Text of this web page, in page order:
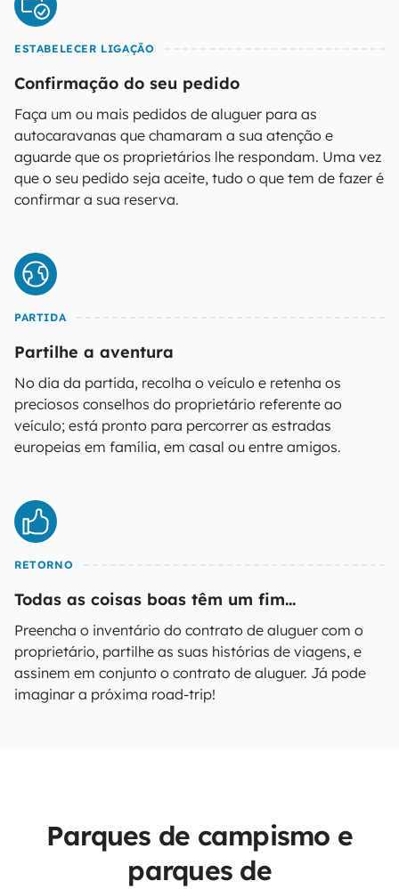
ESTABELECER LIGAÇÃO
Confirmação do seu pedido
Faça um ou mais pedidos de aluguer para as
autocaravanas que chamaram a sua atenção e
aguarde que os proprietários lhe respondam. Uma vez
que o seu pedido seja aceite, tudo o que tem de fazer é
confirmar a sua reserva.
PARTIDA
Partilhe a aventura
No dia da partida, recolha o veículo e retenha os
preciosos conselhos do proprietário referente ao
veículo; está pronto para percorrer as estradas
europeias em família, em casal ou entre amigos.
RETORNO
Todas as coisas boas têm um fim...
Preencha o inventário do contrato de aluguer com o
proprietário, partilhe as suas histórias de viagens, e
assinem em conjunto o contrato de aluguer. Já pode
imaginar a próxima road-trip!
Parques de campismo e
parques de